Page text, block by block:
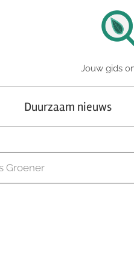
Jouw gids
Duurzaam nieuws